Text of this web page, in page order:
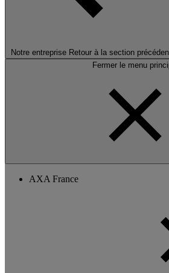
Notre entreprise Retour à la section
Fermer le menu
AXA France